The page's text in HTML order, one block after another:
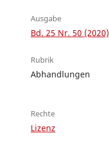
Ausgabe
Bd. 25 Nr. 50 (2020)
Rubrik
Abhandlungen
Rechte
Lizenz